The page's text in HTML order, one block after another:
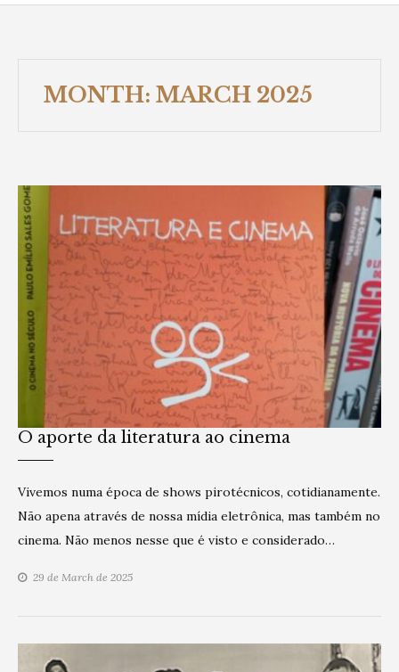
MONTH: MARCH 2025
O aporte da literatura ao cinema
Vivemos numa época de shows pirotécnicos, cotidianamente.
Não apena através de nossa mídia eletrônica, mas também no
cinema. Não menos nesse que é visto e considerado…
29 de March de 2025